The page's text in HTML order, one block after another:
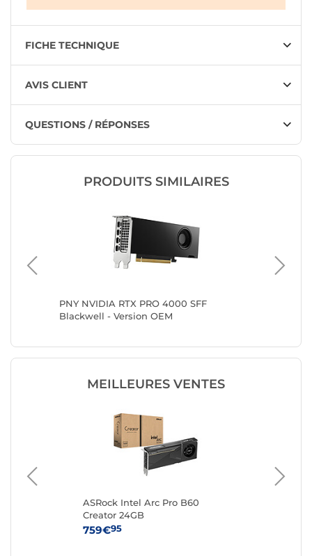
FICHE TECHNIQUE
AVIS CLIENT
QUESTIONS / RÉPONSES
PRODUITS SIMILAIRES
PNY NVIDIA RTX PRO 4000 SFF
Blackwell - Version OEM
MEILLEURES VENTES
ASRock Intel Arc Pro B60
Creator 24GB
759€95